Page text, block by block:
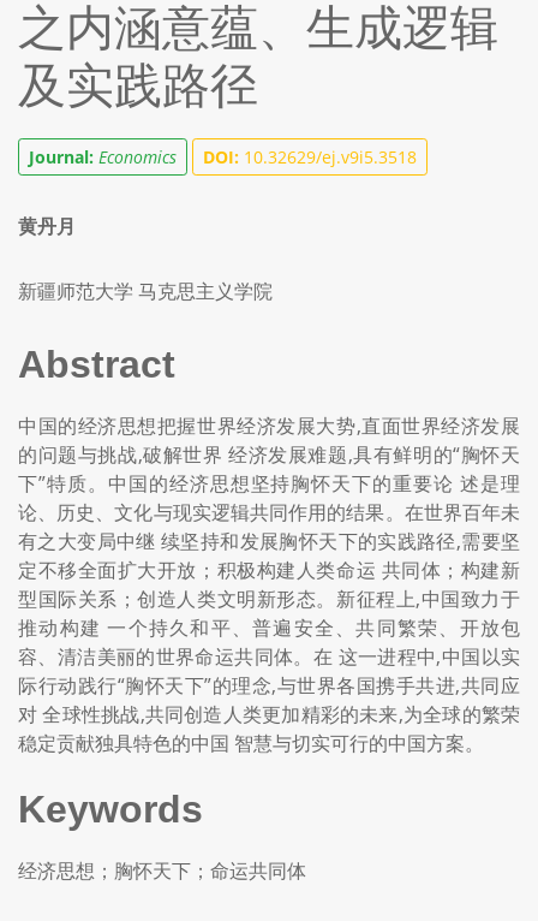
之内涵意蕴、生成逻辑
及实践路径
Journal: Economics DOI: 10.32629/ej.v9i5.3518
黄丹月
新疆师范大学 马克思主义学院
Abstract
中国的经济思想把握世界经济发展大势,直面世界经济发展
的问题与挑战,破解世界 经济发展难题,具有鲜明的“胸怀天
下”特质。中国的经济思想坚持胸怀天下的重要论 述是理
论、历史、文化与现实逻辑共同作用的结果。在世界百年未
有之大变局中继 续坚持和发展胸怀天下的实践路径,需要坚
定不移全面扩大开放；积极构建人类命运 共同体；构建新
型国际关系；创造人类文明新形态。新征程上,中国致力于
推动构建 一个持久和平、普遍安全、共同繁荣、开放包
容、清洁美丽的世界命运共同体。在 这一进程中,中国以实
际行动践行“胸怀天下”的理念,与世界各国携手共进,共同应
对 全球性挑战,共同创造人类更加精彩的未来,为全球的繁荣
稳定贡献独具特色的中国 智慧与切实可行的中国方案。
Keywords
经济思想；胸怀天下；命运共同体